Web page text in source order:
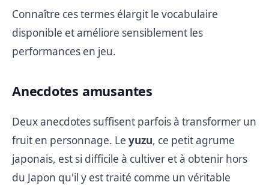
Connaître ces termes élargit le vocabulaire
disponible et améliore sensiblement les
performances en jeu.
Anecdotes amusantes
Deux anecdotes suffisent parfois à transformer un
fruit en personnage. Le yuzu, ce petit agrume
japonais, est si difficile à cultiver et à obtenir hors
du Japon qu'il y est traité comme un véritable